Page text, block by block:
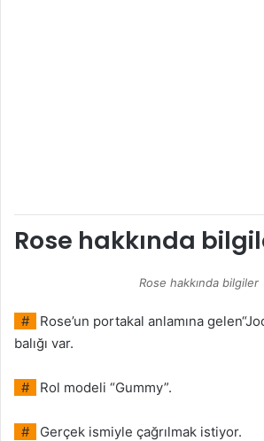
Rose hakkında
Rose hakkında bilgiler
#
Rose’un portakal anlamına
balığı var.
# Rol modeli “Gummy”.
# Gerçek ismiyle çağrılmak istiyor.